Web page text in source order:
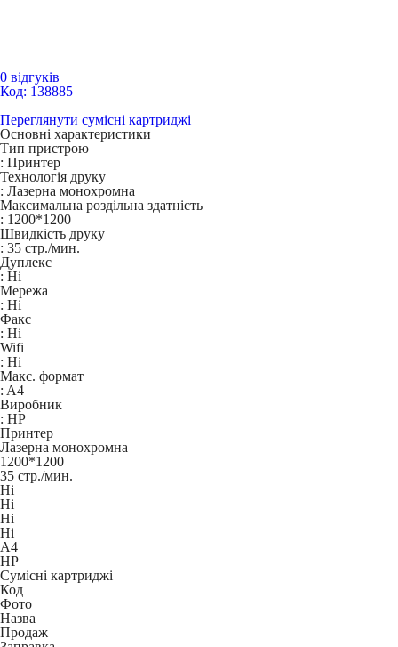
0 відгуків
Код: 138885
Переглянути сумісні картриджі
Основні характеристики
Тип пристрою
: Принтер
Технологія друку
: Лазерна монохромна
Максимальна роздільна здатність
: 1200*1200
Швидкість друку
: 35 стр./мин.
Дуплекс
: Ні
Мережа
: Ні
Факс
: Ні
Wifi
: Ні
Макс. формат
: A4
Виробник
: HP
Принтер
Лазерна монохромна
1200*1200
35 стр./мин.
Ні
Ні
Ні
Ні
A4
HP
Сумісні картриджі
Код
Фото
Назва
Продаж